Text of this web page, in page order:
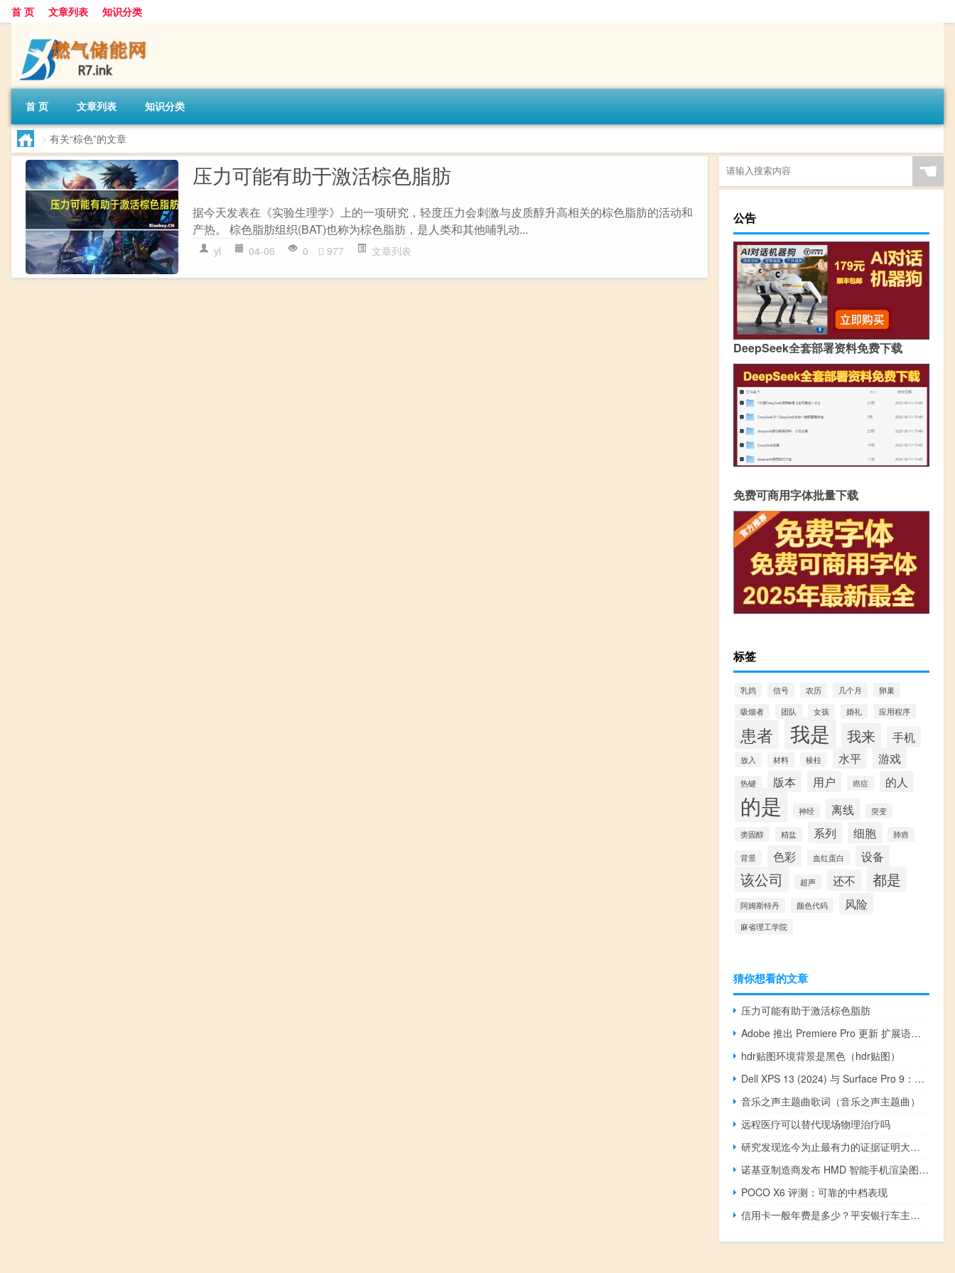
首 页 文章列表 知识分类
首 页 文章列表 知识分类
> 有关“棕色”的文章
压力可能有助于激活棕色脂肪
据今天发表在《实验生理学》上的一项研究，轻度压力会刺激与皮质醇升高相关的棕色脂肪的活动和
产热。 棕色脂肪组织(BAT)也称为棕色脂肪，是人类和其他哺乳动...
yl 04-06 0 977 文章列表
☚
公告
DeepSeek全套部署资料免费下载
免费可商用字体批量下载
标签
乳鸽 信号 农历 几个月
卵巢
吸烟者
团队 女孩 婚礼 应用程序
患者 我是 我来 手机
放入 材料 棱柱 水平 游戏
热键 版本 用户 癌症 的人
的是 神经 离线 突变
类固醇 精盐 系列 细胞 肺癌
背景 色彩 血红蛋白 设备
该公司 超声 还不 都是
阿姆斯特丹 颜色代码 风险
麻省理工学院
猜你想看的文章
压力可能有助于激活棕色脂肪
Adobe 推出 Premiere Pro 更新 扩展语音转文本语言支持
hdr贴图环境背景是黑色（hdr贴图）
Dell XPS 13 (2024) 与 Surface Pro 9：笔记本电脑还是平板电脑
音乐之声主题曲歌词（音乐之声主题曲）
远程医疗可以替代现场物理治疗吗
研究发现迄今为止最有力的证据证明大脑有能力补偿与年龄相关的认知衰退
诺基亚制造商发布 HMD 智能手机渲染图 让人回想起其巅峰时期
POCO X6 评测：可靠的中档表现
信用卡一般年费是多少？平安银行车主卡划算不？